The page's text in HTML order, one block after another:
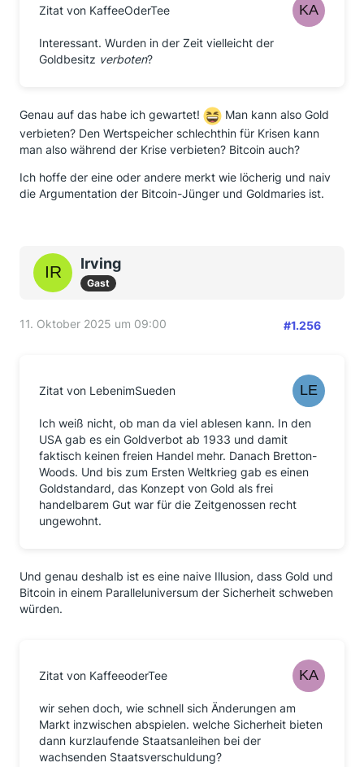
Zitat von KaffeeOderTee
Interessant. Wurden in der Zeit vielleicht der
Goldbesitz verboten?
Genau auf das habe ich gewartet!
Man kann also Gold
verbieten? Den Wertspeicher schlechthin für Krisen kann
man also während der Krise verbieten? Bitcoin auch?
Ich hoffe der eine oder andere merkt wie löcherig und naiv
die Argumentation der Bitcoin-Jünger und Goldmaries ist.
Irving
Gast
11. Oktober 2025 um 09:00 #1.256
Zitat von LebenimSueden
Ich weiß nicht, ob man da viel ablesen kann. In den
USA gab es ein Goldverbot ab 1933 und damit
faktisch keinen freien Handel mehr. Danach Bretton-
Woods. Und bis zum Ersten Weltkrieg gab es einen
Goldstandard, das Konzept von Gold als frei
handelbarem Gut war für die Zeitgenossen recht
ungewohnt.
Und genau deshalb ist es eine naive Illusion, dass Gold und
Bitcoin in einem Paralleluniversum der Sicherheit schweben
würden.
Zitat von KaffeeoderTee
wir sehen doch, wie schnell sich Änderungen am
Markt inzwischen abspielen. welche Sicherheit bieten
dann kurzlaufende Staatsanleihen bei der
wachsenden Staatsverschuldung?